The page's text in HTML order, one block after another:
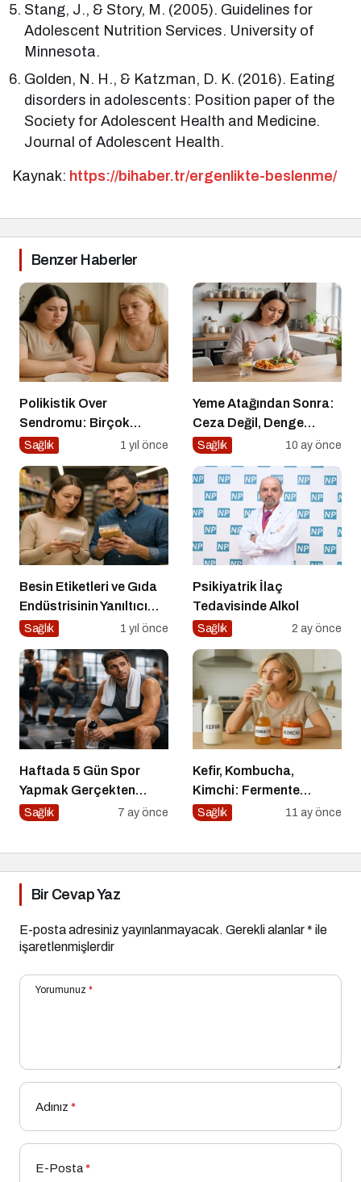
Stang, J., & Story, M. (2005). Guidelines for
Adolescent Nutrition Services. University of
Minnesota.
Golden, N. H., & Katzman, D. K. (2016). Eating
disorders in adolescents: Position paper of the
Society for Adolescent Health and Medicine.
Journal of Adolescent Health.
Kaynak: https://bihaber.tr/ergenlikte-beslenme/
Benzer Haberler
Polikistik Over
Sendromu: Birçok
Kadının Sessiz Yoldaşı
Sağlık 1 yıl önce
Yeme Atağından Sonra:
Ceza Değil, Denge
Zamanı
Sağlık 10 ay önce
Besin Etiketleri ve Gıda
Endüstrisinin Yanıltıcı
Stratejileri
Sağlık 1 yıl önce
Psikiyatrik İlaç
Tedavisinde Alkol
Sağlık 2 ay önce
Haftada 5 Gün Spor
Yapmak Gerçekten
Sağlıklı mı?
Sağlık 7 ay önce
Kefir, Kombucha,
Kimchi: Fermente
Gıdalar Sağlıkta Yeni
Sağlık 11 ay önce
Bir Cevap Yaz
E-posta adresiniz yayınlanmayacak. Gerekli alanlar* ile
işaretlenmişlerdir
Yorumunuz *
Adınız *
E-Posta*